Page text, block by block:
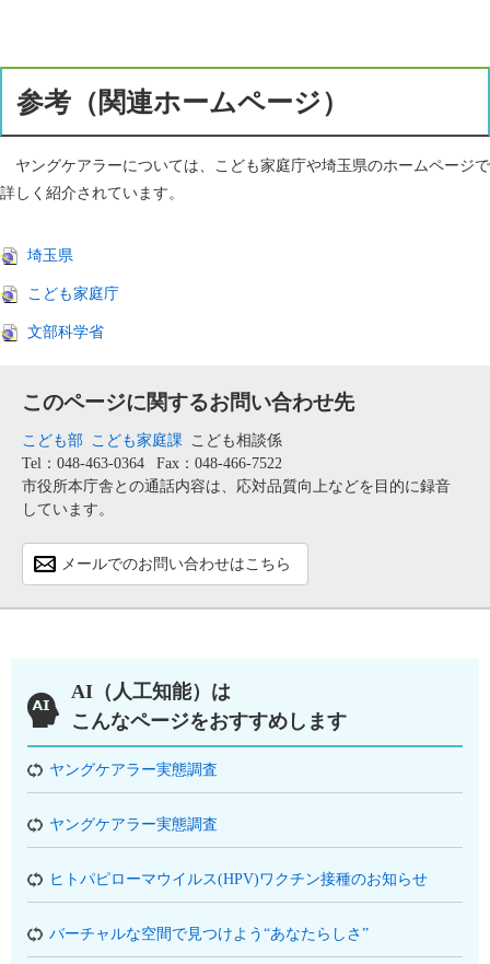
参考（関連ホームページ）
ヤングケアラーについては、こども家庭庁や埼玉県のホームページで
詳しく紹介されています。
埼玉県
こども家庭庁
文部科学省
このページに関するお問い合わせ先
こども部 こども家庭課 こども相談係
Tel：048-463-0364
Fax：048-466-7522
市役所本庁舎との通話内容は、応対品質向上などを目的に録音
しています。
メールでのお問い合わせはこちら
AI（人工知能）は
こんなページをおすすめします
ヤングケアラー実態調査
ヤングケアラー実態調査
ヒトパピローマウイルス(HPV)ワクチン接種のお知らせ
バーチャルな空間で見つけよう“あなたらしさ”